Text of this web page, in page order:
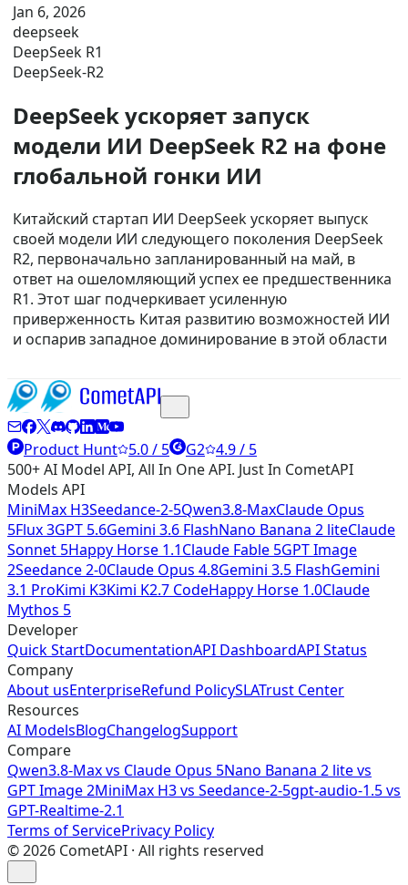
Jan 6, 2026
deepseek
DeepSeek R1
DeepSeek-R2
DeepSeek ускоряет запуск
модели ИИ DeepSeek R2 на фоне
глобальной гонки ИИ
Китайский стартап ИИ DeepSeek ускоряет выпуск
своей модели ИИ следующего поколения DeepSeek
R2, первоначально запланированный на май, в
ответ на ошеломляющий успех ее предшественника
R1. Этот шаг подчеркивает усиленную
приверженность Китая развитию возможностей ИИ
и оспарив западное доминирование в этой области
Product Hunt 5.0 / 5 G2 4.9 / 5
500+ AI Model API, All In One API. Just In CometAPI
Models API
MiniMax H3Seedance-2-5Qwen3.8-MaxClaude Opus
5Flux 3GPT 5.6Gemini 3.6 FlashNano Banana 2 liteClaude
Sonnet 5Happy Horse 1.1Claude Fable 5GPT Image
2Seedance 2-0Claude Opus 4.8Gemini 3.5 FlashGemini
3.1 ProKimi K3Kimi K2.7 CodeHappy Horse 1.0Claude
Mythos 5
Developer
Quick StartDocumentationAPI DashboardAPI Status
Company
About usEnterpriseRefund PolicySLATrust Center
Resources
AI ModelsBlogChangelogSupport
Compare
Qwen3.8-Max vs Claude Opus 5Nano Banana 2 lite vs
GPT Image 2MiniMax H3 vs Seedance-2-5gpt-audio-1.5 vs
GPT-Realtime-2.1
Terms of ServicePrivacy Policy
©2026 CometAPI · All rights reserved